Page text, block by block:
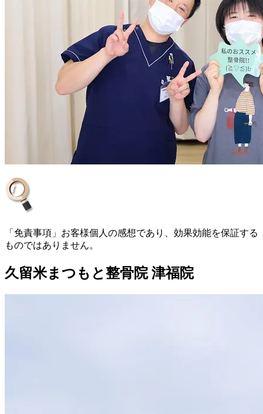
「免責事項」お客様個人の感想であり、効果効能を保証する
ものではありません。
久留米まつもと整骨院 津福院